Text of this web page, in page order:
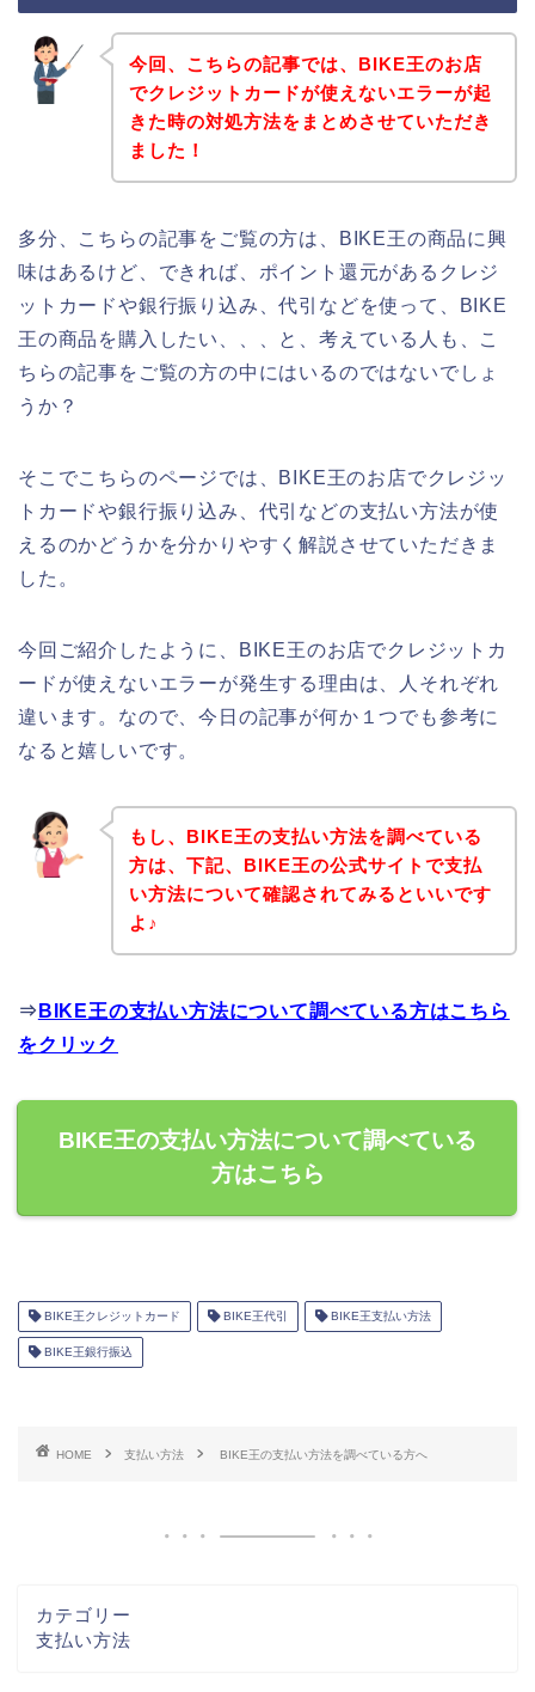
今回、こちらの記事では、BIKE王のお店
でクレジットカードが使えないエラーが起
きた時の対処方法をまとめさせていただき
ました！
多分、こちらの記事をご覧の方は、BIKE王の商品に興
味はあるけど、できれば、ポイント還元があるクレジ
ットカードや銀行振り込み、代引などを使って、BIKE
王の商品を購入したい、、、と、考えている人も、こ
ちらの記事をご覧の方の中にはいるのではないでしょ
うか？
そこでこちらのページでは、BIKE王のお店でクレジッ
トカードや銀行振り込み、代引などの支払い方法が使
えるのかどうかを分かりやすく解説させていただきま
した。
今回ご紹介したように、BIKE王のお店でクレジットカ
ードが使えないエラーが発生する理由は、人それぞれ
違います。なので、今日の記事が何か１つでも参考に
なると嬉しいです。
もし、BIKE王の支払い方法を調べている
方は、下記、BIKE王の公式サイトで支払
い方法について確認されてみるといいです
よ♪
⇒ BIKE王の支払い方法について調べている方はこちら
をクリック
BIKE王の支払い方法について調べている
方はこちら
BIKE王クレジットカード BIKE王代引 BIKE王支払い方法
BIKE王銀行振込
HOME 支払い方法 BIKE王の支払い方法を調べている方へ
カテゴリー
支払い方法